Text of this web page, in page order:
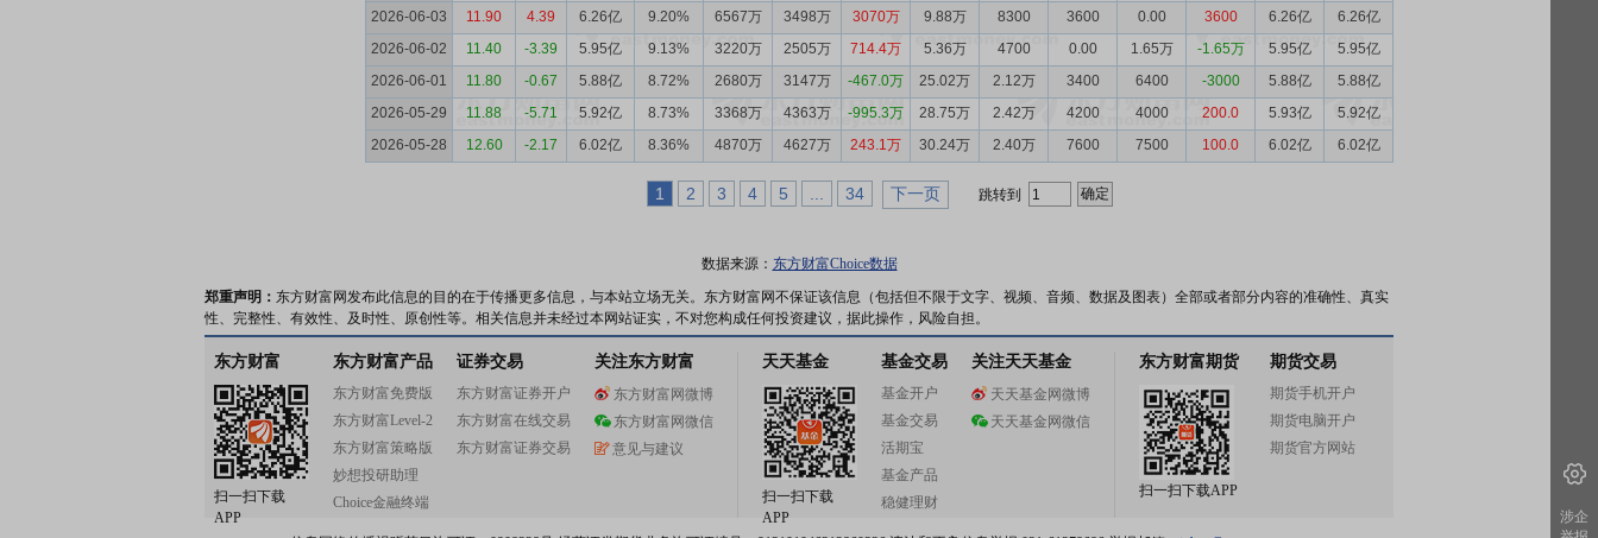
2026-06-03
11.90 4.39 6.26亿 9.20% 6567万 3498万 3070万 9.88万 8300 3600 0.00 3600 6.26亿
6.26亿
2026-06-02
11.40 -3.39 5.95亿 9.13% 3220万 2505万 714.4万 5.36万 4700 0.00 1.65万 -1.65万 5.95亿
5.95亿
2026-06-01
11.80 -0.67 5.88亿 8.72% 2680万 3147万 -467.0万 25.02万 2.12万 3400 6400 -3000 5.88亿
5.88亿
2026-05-29
11.88 -5.71 5.92亿 8.73% 3368万 4363万 -995.3万 28.75万 2.42万 4200 4000 200.0 5.93亿
5.92亿
2026-05-28
12.60 -2.17 6.02亿 8.36% 4870万 4627万 243.1万 30.24万 2.40万 7600 7500 100.0 6.02亿 6.02亿
1 2 3 4 5 34 下一页 跳转到
数据来源： 东方财富Choice数据
郑重声明： 东方财富网发布此信息的目的在于传播更多信息，与本站立场无关。东方财富网不保证该信息（包括但不限于文字、视频、音频、数据及图表）全部或者部分内容的准确性、真实
性、完整性、有效性、及时性、原创性等。相关信息并未经过本网站证实，不对您构成任何投资建议，据此操作，风险自担。
东方财富
扫一扫下载
APP
东方财富产品
东方财富免费版
东方财富Level-2
东方财富策略版
妙想投研助理
Choice金融终端
证券交易
东方财富证券开户
东方财富在线交易
东方财富证券交易
关注东方财富
东方财富网微博
东方财富网微信
意见与建议
天天基金
扫一扫下载
APP
基金交易
基金开户
基金交易
活期宝
基金产品
稳健理财
关注天天基金
天天基金网微博
天天基金网微信
东方财富期货
扫一扫下载APP
期货交易
期货手机开户
期货电脑开户
期货官方网站
涉企